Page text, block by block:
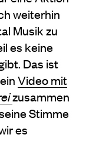
weiterhin
Musik zu
es keine
Das ist
Video mit
zusammen
Stimme
es